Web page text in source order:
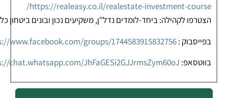
https://realeasy.co.il/realestate-investment-course/
הצטרפו לקהילה: ביחד-לומדים נדל"ן, משקיעים נכון ובונים ביטחון
בפייסבוק :www.facebook.com/groups/1744583915832756
בווטסאפ: chat.whatsapp.com/JhFaGESi2GJJrmsZym60oJ